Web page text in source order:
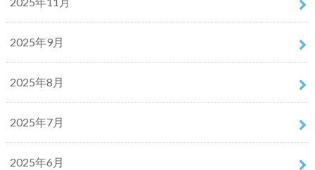
2025年9月
2025年8月
2025年7月
2025年6月